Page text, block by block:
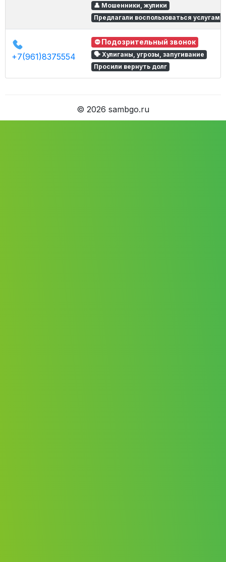
👤 Мошенники, жулики
Предлагали воспользоваться услугами
+7(961)8375554
⛔ Подозрительный звонок
🗣 Хулиганы, угрозы, запугивание
Просили вернуть долг
© 2026 sambgo.ru